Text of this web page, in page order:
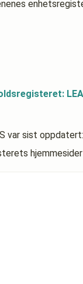
var sist oppdatert:
hjemmesider